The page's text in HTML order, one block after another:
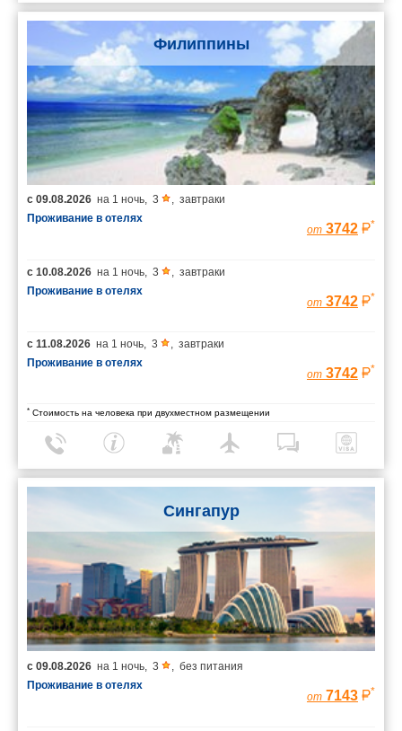
Филиппины
с 09.08.2026 на 1 ночь, 3 , завтраки
Проживание в отелях
от 3742 *
с 10.08.2026 на 1 ночь, 3 , завтраки
Проживание в отелях
от 3742 *
с 11.08.2026 на 1 ночь, 3 , завтраки
Проживание в отелях
от 3742 *
* Стоимость на человека при двухместном размещении
Сингапур
с 09.08.2026 на 1 ночь 3
без питания
Проживание в отелях
от 7143 *